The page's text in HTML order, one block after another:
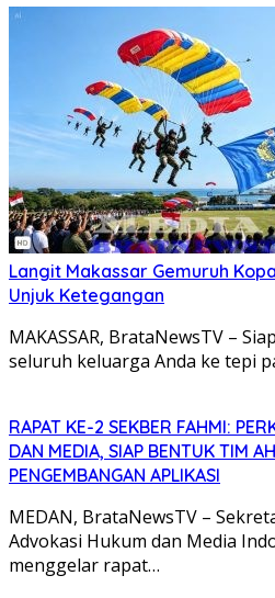
Langit Makassar Gemuruh
Unjuk Ketegangan
MAKASSAR, BrataNewsTV –
seluruh keluarga Anda ke tepi
RAPAT KE-2 SEKBER FAHMI:
DAN MEDIA, SIAP BENTUK TIM
PENGEMBANGAN APLIKASI
MEDAN, BrataNewsTV –
Advokasi Hukum dan Media
menggelar rapat…